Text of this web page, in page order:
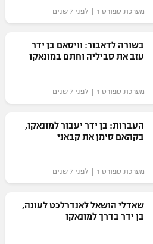
מערכת ספורט 1 | לפני 7 שנים
בשורה לדאבור: וויסאם בן ידר
עזב את סביליה וחתם במונאקו
מערכת ספורט 1 | לפני 7 שנים
העברות: בן ידר יעבור למונאקו,
בקהאם סימן את קבאני
מערכת ספורט 1 | לפני 7 שנים
שאדלי הושאל לאנדרלכט לעונה,
בן ידר בדרך למונאקו